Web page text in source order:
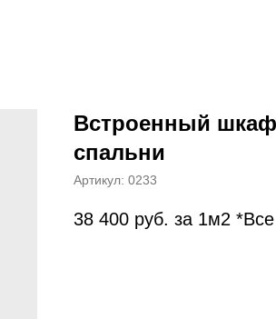
Встроенный
спальни
Артикул: 0233
38 400 руб. за 1м2